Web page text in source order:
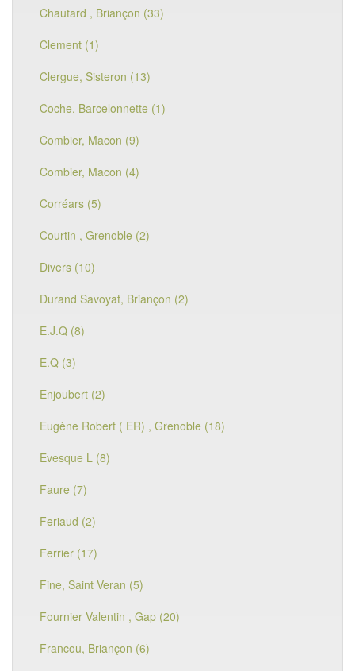
Chautard , Briançon (33)
Clement (1)
Clergue, Sisteron (13)
Coche, Barcelonnette (1)
Combier, Macon (9)
Combier, Macon (4)
Corréars (5)
Courtin , Grenoble (2)
Divers (10)
Durand Savoyat, Briançon (2)
E.J.Q (8)
E.Q (3)
Enjoubert (2)
Eugène Robert ( ER) , Grenoble (18)
Evesque L (8)
Faure (7)
Feriaud (2)
Ferrier (17)
Fine, Saint Veran (5)
Fournier Valentin , Gap (20)
Francou, Briançon (6)